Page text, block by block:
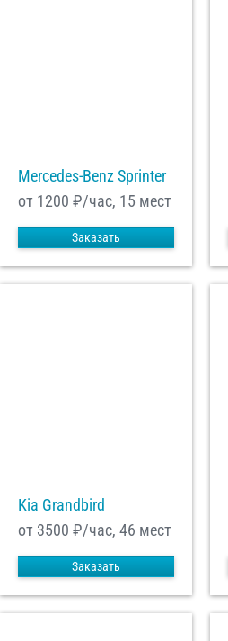
Mercedes-Benz Sprinter
от 1200 ₽/час, 15 мест
Заказать
Kia Grandbird
от 3500 ₽/час, 46 мест
Заказать